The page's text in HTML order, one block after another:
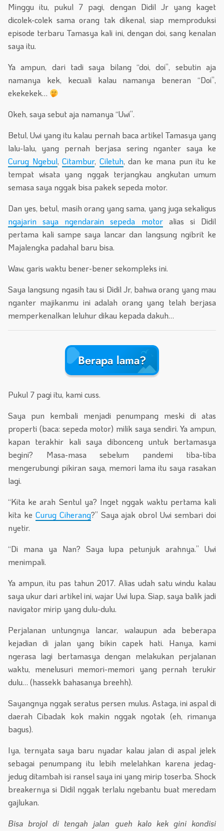
Minggu itu, pukul 7 pagi, dengan Didil Jr yang kaget
dicolek-colek sama orang tak dikenal, siap memproduksi
episode terbaru Tamasya kali ini, dengan doi, sang kenalan
saya itu.
Ya ampun, dari tadi saya bilang “doi, doi”, sebutin aja
namanya kek, kecuali kalau namanya beneran “Doi”,
ekekekek…
Okeh, saya sebut aja namanya “Uwi”.
Betul, Uwi yang itu kalau pernah baca artikel Tamasya yang
lalu-lalu, yang pernah berjasa sering nganter saya ke
Curug Ngebul,Citambur, Ciletuh, dan ke mana pun itu ke
tempat wisata yang nggak terjangkau angkutan umum
semasa saya nggak bisa pakek sepeda motor.
Dan yes, betul, masih orang yang sama, yang juga sekaligus
ngajarin saya ngendarain sepeda motoralias si Didil
pertama kali sampe saya lancar dan langsung ngibrit ke
Majalengka padahal baru bisa.
Waw, garis waktu bener-bener sekompleks ini.
Saya langsung ngasih tau si Didil Jr, bahwa orang yang mau
nganter majikanmu ini adalah orang yang telah berjasa
memperkenalkan leluhur dikau kepada dakuh…
Berapa lama?
Pukul 7 pagi itu, kami cuss.
Saya pun kembali menjadi penumpang meski di atas
properti (baca: sepeda motor) milik saya sendiri. Ya ampun,
kapan terakhir kali saya dibonceng untuk bertamasya
begini? Masa-masa sebelum pandemi tiba-tiba
mengerubungi pikiran saya, memori lama itu saya rasakan
lagi.
“Kita ke arah Sentul ya? Inget nggak waktu pertama kali
kita ke Curug Ciherang?” Saya ajak obrol Uwi sembari doi
nyetir.
“Di mana ya Nan? Saya lupa petunjuk arahnya.” Uwi
menimpali.
Ya ampun, itu pas tahun 2017. Alias udah satu windu kalau
saya ukur dari artikel ini, wajar Uwi lupa. Siap, saya balik jadi
navigator mirip yang dulu-dulu.
Perjalanan untungnya lancar, walaupun ada beberapa
kejadian di jalan yang bikin capek hati. Hanya, kami
ngerasa lagi bertamasya dengan melakukan perjalanan
waktu, menelusuri memori-memori yang pernah terukir
dulu… (hassekk bahasanya breehh).
Sayangnya nggak seratus persen mulus. Astaga, ini aspal di
daerah Cibadak kok makin nggak ngotak (eh, rimanya
bagus).
Iya, ternyata saya baru nyadar kalau jalan di aspal jelek
sebagai penumpang itu lebih melelahkan karena jedag-
jedug ditambah isi ransel saya ini yang mirip toserba. Shock
breakernya si Didil nggak terlalu ngebantu buat meredam
gajlukan.
Bisa brojol di tengah jalan gueh kalo kek gini kondisi